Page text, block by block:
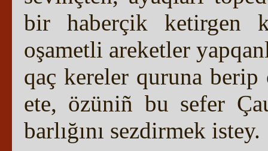
bir haberçik ketirgen
oşametli areketler
qaç kereler quruna berip
ete, özüniñ bu sefer
barlığını sezdirmek istey.